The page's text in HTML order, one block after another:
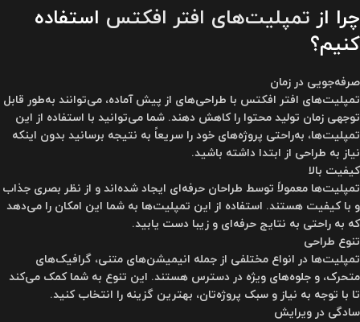
چرا ازتمپلیت‌های افتر افکتس استفاده
کنیم؟
صرفه‌جویی در زمان
تمپلیت‌های افتر افکتس با طراحی‌های از پیش آماده، می‌توانند به‌طور قابل
توجهی زمان تولید محتوا را کاهش دهند. شما می‌توانید با استفاده از این
تمپلیت‌ها، به‌راحتی پروژه‌های خود را سریعاً به نتیجه برسانید بدون اینکه
نیاز به طراحی از ابتدا داشته باشید.
کیفیت بالا
تمپلیت‌ها معمولاً توسط طراحان حرفه‌ای ایجاد شده‌اند و از نظر بصری جذاب
و با کیفیت هستند. استفاده از این تمپلیت‌ها به شما این امکان را می‌دهد
که به راحتی به نتایج حرفه‌ای و زیبا دست یابید.
تنوع طراحی
تمپلیت‌ها در انواع مختلفی از جمله انیمیشن‌های متنی، گرافیک‌های
متحرک، و جلوه‌های ویژه در دسترس هستند. این تنوع به شما کمک می‌کند
تا با توجه به نیاز و سبک پروژه‌تان، بهترین گزینه را انتخاب کنید.
سادگی در ویرایش